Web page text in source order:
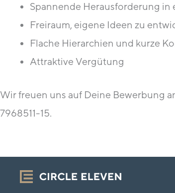
Spannende Herausforderung in
Freiraum, eigene Ideen zu
Flache Hierarchien und kurze
Attraktive Vergütung
Wir freuen uns auf Deine Bewerbung
7968511-15.